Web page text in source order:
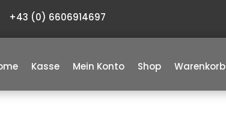
+43 (0) 6606914697
Kasse Mein Konto Shop Warenkorb